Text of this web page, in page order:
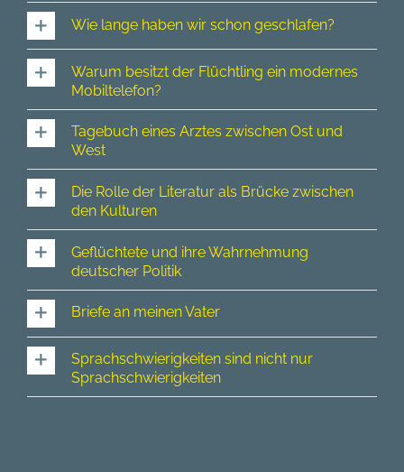
Wie lange haben wir schon geschlafen?
Warum besitzt der Flüchtling ein modernes
Mobiltelefon?
Tagebuch eines Arztes zwischen Ost und
West
Die Rolle der Literatur als Brücke zwischen
den Kulturen
Geflüchtete und ihre Wahrnehmung
deutscher Politik
Briefe an meinen Vater
Sprachschwierigkeiten sind nicht nur
Sprachschwierigkeiten